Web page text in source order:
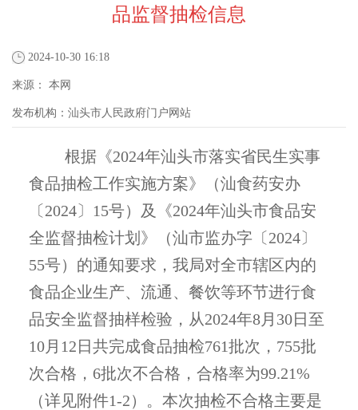
品监督抽检信息
2024-10-30 16:18
来源： 本网
发布机构： 汕头市人民政府门户网站
根据《2024年汕头市落实省民生实事
食品抽检工作实施方案》（汕食药安办
〔2024〕15号）及《2024年汕头市食品安
全监督抽检计划》（汕市监办字〔2024〕
55号）的通知要求，我局对全市辖区内的
食品企业生产、流通、餐饮等环节进行食
品安全监督抽样检验，从2024年8月30日至
10月12日共完成食品抽检761批次，755批
次合格，6批次不合格，合格率为99.21%
（详见附件1-2）。本次抽检不合格主要是